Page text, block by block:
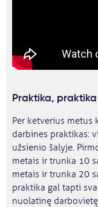
Praktika,
Per ketverius
darbines praktikas:
užsienio šalyje.
metais ir trunka 10
metais ir trunka 20
praktika gal tapti
nuolatinę